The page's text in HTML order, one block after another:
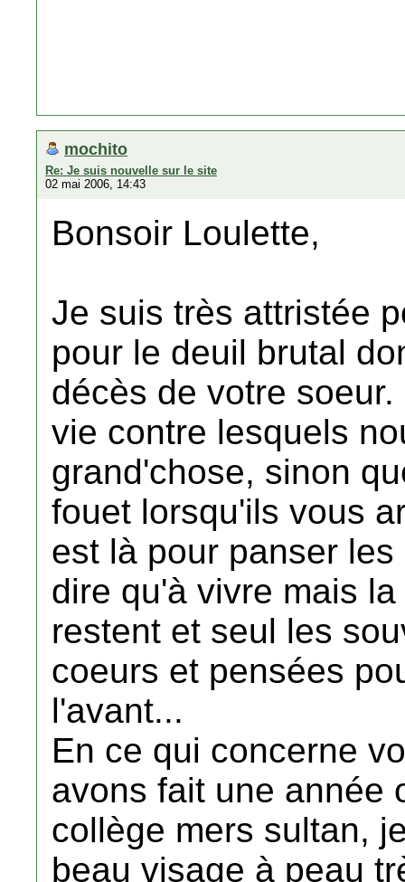
mochito
Re: Je suis nouvelle sur le site
02 mai 2006, 14:43
Bonsoir Loulette,
Je suis très attristée
pour le deuil brutal
décès de votre
vie contre lesquels
grand'chose, sinon
fouet lorsqu'ils vous
est là pour panser
dire qu'à vivre mais
restent et seul les
coeurs et pensées
l'avant...
En ce qui concerne
avons fait une année
collège mers sultan,
beau visage à peau